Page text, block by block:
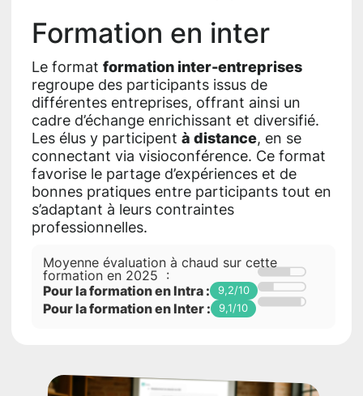
Formation en inter
Le format formation inter-entreprises
regroupe des participants issus de
différentes entreprises, offrant ainsi un
cadre d’échange enrichissant et diversifié.
Les élus y participent à distance, en se
connectant via visioconférence. Ce format
favorise le partage d’expériences et de
bonnes pratiques entre participants tout en
s’adaptant à leurs contraintes
professionnelles.
Moyenne évaluation à chaud sur cette
formation en 2025 :
Pour la formation en Intra :
9,2/10
Pour la formation en Inter : 9,1/10